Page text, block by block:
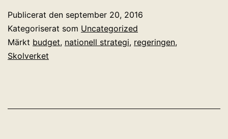
budgeten
Publicerat den september 20, 2016
Kategoriserat som Uncategorized
Märkt budget, nationell strategi, regeringen,
Skolverket